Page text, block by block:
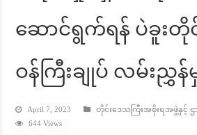
ဆောင်ရွက်ရန် ပဲခူးတို
ဝန်ကြီးချုပ် လမ်းညွှန်မှ
April 7, 2023
တိုင်းဒေသကြီးအစိုးရအဖွဲ့နှင့် ဌာ
644 Views